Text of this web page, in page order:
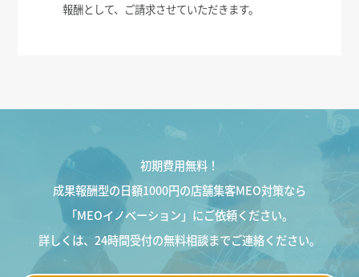
報酬として、ご請求させていただきます。
初期費用無料！
成果報酬型の日額1000円の店舗集客MEO対策なら
「MEOイノベーション」にご依頼ください。
詳しくは、24時間受付の無料相談までご連絡ください。